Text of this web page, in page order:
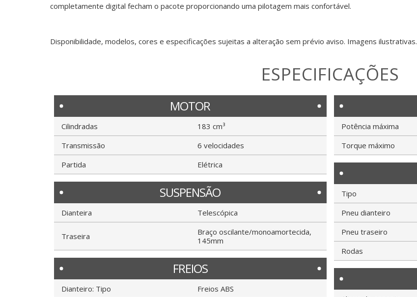
completamente digital fecham o pacote proporcionando uma pilotagem mais confortável.
Disponibilidade, modelos, cores e especificações sujeitas a alteração sem prévio aviso. Imagens ilustrativas.
ESPECIFICAÇÕES
MOTOR
Cilindradas
183 cm³
Transmissão
6 velocidades
Partida
Elétrica
Potência máxima
Torque máximo
Tipo
Pneu dianteiro
Pneu traseiro
Rodas
SUSPENSÃO
Dianteira Telescópica
Traseira
Braço oscilante/monoamortecida,
145mm
FREIOS
Dianteiro: Tipo Freios ABS